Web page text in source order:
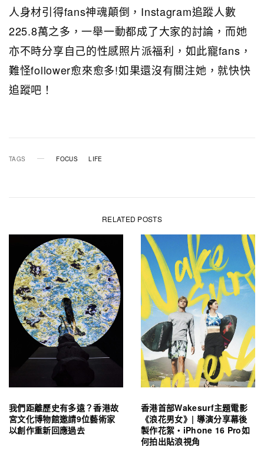
人身材引得fans神魂顛倒，Instagram追蹤人數
225.8萬之多，一舉一動都成了大家的討論，而她
亦不時分享自己的性感照片派福利，如此寵fans，
難怪follower愈來愈多!如果還沒有關注她，就快快
追蹤吧！
TAGS FOCUS LIFE
RELATED POSTS
我們距離歷史有多遠？香港故
宮文化博物館邀請9位藝術家
以創作重新回應過去
香港首部Wakesurf主題電影
《浪花男女》| 導演分享幕後
製作花絮・iPhone 16 Pro如
何拍出貼浪視角